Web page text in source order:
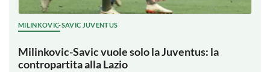
MILINKOVIC-SAVIC JUVENTUS
Milinkovic-Savic vuole solo la Juventus: la
contropartita alla Lazio